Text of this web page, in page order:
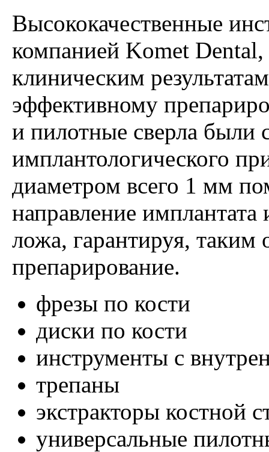
Высококачественные
компанией Komet
клиническим
эффективному
и пилотные сверла были
имплантологического
диаметром всего 1 мм
направление
ложа, гарантируя, таким
препарирование.
фрезы по кости
диски по кости
инструменты с
трепаны
экстракторы костной
универсальные